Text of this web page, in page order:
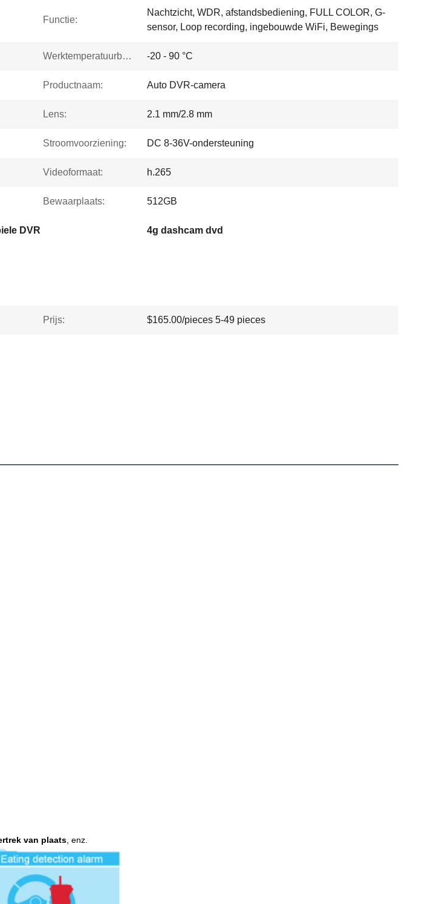
Functie:
Nachtzicht, WDR, afstandsbediening, FULL COLOR, G-
sensor, Loop recording, ingebouwde WiFi, Bewegings
Werktemperatuurbereik: -20 - 90 °C
Productnaam: Auto DVR-camera
Lens: 2.1 mm/2.8 mm
Stroomvoorziening: DC 8-36V-ondersteuning
Videoformaat: h.265
Bewaarplaats: 512GB
DVR 4g dashcam dvd
Prijs: $165.00/pieces 5-49 pieces
van plaats , enz.